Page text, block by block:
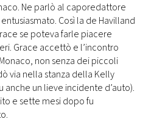
Ne parlò al caporedattore
Così la de Havilland
se poteva farle piacere
Grace accettò e l’incontro
non senza dei piccoli
via nella stanza della Kelly
anche un lieve incidente d’auto).
e sette mesi dopo fu